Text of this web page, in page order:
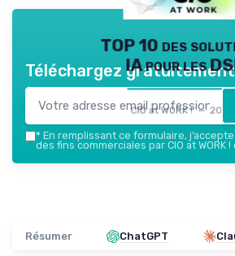
TOP 10 des
IA pour les
CIO at WORK ! — 2026
Téléchargez
* En remplissant ce formulaire,
des fins commerciales par CIO at WORK
Résumer ChatGPT